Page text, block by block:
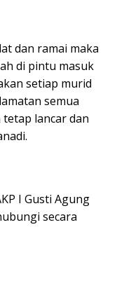
dan ramai maka
di pintu masuk
setiap murid
semua
lancar dan
I Gusti Agung
secara